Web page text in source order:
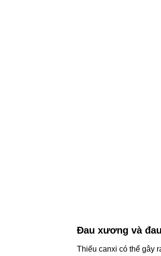
Đau xương và
Thiếu canxi có thể gây